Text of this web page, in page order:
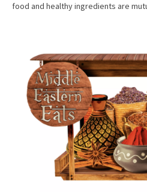
food and healthy ingredients are